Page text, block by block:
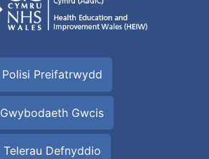
Polisi Preifatrwydd
Gwybodaeth Gwcis
Telerau Defnyddio